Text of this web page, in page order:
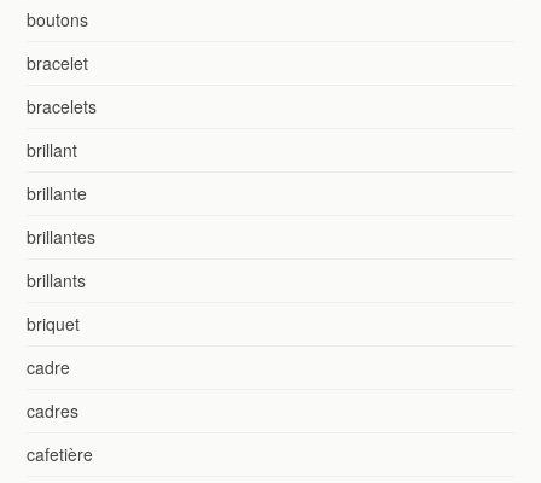
boutons
bracelet
bracelets
brillant
brillante
brillantes
brillants
briquet
cadre
cadres
cafetière